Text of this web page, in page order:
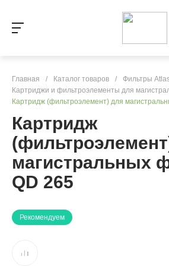
Главная / Каталог товаров / Фильтры
Картриджи и фильтроэлементы для
Картридж (фильтроэлемент) для
Картридж
магистральных
QD 265
Рекомендуем